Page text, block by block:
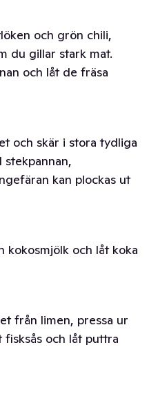
och grön chili,
du gillar stark mat.
och låt de fräsa
och skär i stora tydliga
kan plockas ut
kokosmjölk och låt koka
från limen, pressa ur
fisksås och låt puttra